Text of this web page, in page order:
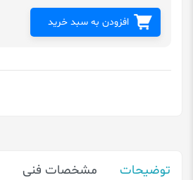
افزودن به سبد خرید
توضیحات مشخصات فنی